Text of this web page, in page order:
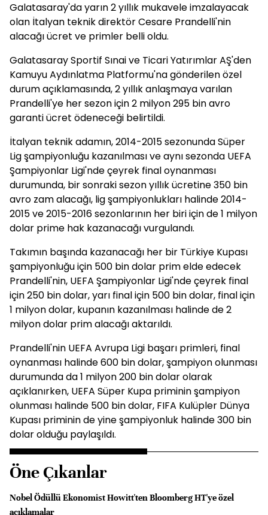
Galatasaray'da yarın 2 yıllık mukavele imzalayacak
olan İtalyan teknik direktör Cesare Prandelli'nin
alacağı ücret ve primler belli oldu.
Galatasaray Sportif Sınai ve Ticari Yatırımlar AŞ'den
Kamuyu Aydınlatma Platformu'na gönderilen özel
durum açıklamasında, 2 yıllık anlaşmaya varılan
Prandelli'ye her sezon için 2 milyon 295 bin avro
garanti ücret ödeneceği belirtildi.
İtalyan teknik adamın, 2014-2015 sezonunda Süper
Lig şampiyonluğu kazanılması ve aynı sezonda UEFA
Şampiyonlar Ligi'nde çeyrek final oynanması
durumunda, bir sonraki sezon yıllık ücretine 350 bin
avro zam alacağı, lig şampiyonlukları halinde 2014-
2015 ve 2015-2016 sezonlarının her biri için de 1 milyon
dolar prime hak kazanacağı vurgulandı.
Takımın başında kazanacağı her bir Türkiye Kupası
şampiyonluğu için 500 bin dolar prim elde edecek
Prandelli'nin, UEFA Şampiyonlar Ligi'nde çeyrek final
için 250 bin dolar, yarı final için 500 bin dolar, final için
1 milyon dolar, kupanın kazanılması halinde de 2
milyon dolar prim alacağı aktarıldı.
Prandelli'nin UEFA Avrupa Ligi başarı primleri, final
oynanması halinde 600 bin dolar, şampiyon olunması
durumunda da 1 milyon 200 bin dolar olarak
açıklanırken, UEFA Süper Kupa priminin şampiyon
olunması halinde 500 bin dolar, FIFA Kulüpler Dünya
Kupası priminin de yine şampiyonluk halinde 300 bin
dolar olduğu paylaşıldı.
Öne Çıkanlar
Nobel Ödüllü Ekonomist Howitt'ten Bloomberg HT'ye özel
açıklamalar